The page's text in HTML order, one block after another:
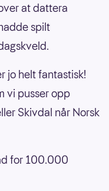
at dattera
spilt
jo helt fantastisk!
vi pusser opp
Skivdal når Norsk
for 100.000